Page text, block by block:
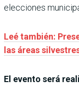
elecciones
Leé también:
las áreas
El evento será